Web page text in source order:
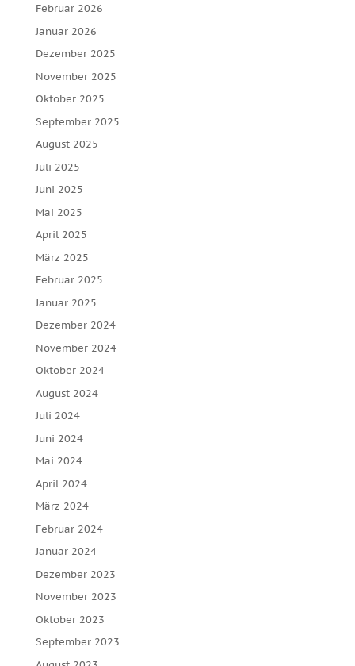
Februar 2026
Januar 2026
Dezember 2025
November 2025
Oktober 2025
September 2025
August 2025
Juli 2025
Juni 2025
Mai 2025
April 2025
März 2025
Februar 2025
Januar 2025
Dezember 2024
November 2024
Oktober 2024
August 2024
Juli 2024
Juni 2024
Mai 2024
April 2024
März 2024
Februar 2024
Januar 2024
Dezember 2023
November 2023
Oktober 2023
September 2023